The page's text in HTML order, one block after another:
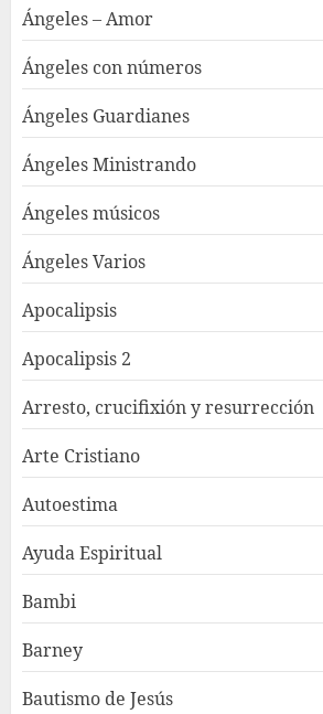
Ángeles – Amor
Ángeles con números
Ángeles Guardianes
Ángeles Ministrando
Ángeles músicos
Ángeles Varios
Apocalipsis
Apocalipsis 2
Arresto, crucifixión y resurrección
Arte Cristiano
Autoestima
Ayuda Espiritual
Bambi
Barney
Bautismo de Jesús